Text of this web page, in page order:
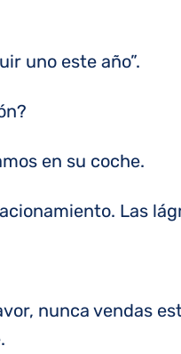
uno este año”.
en su coche.
Las
nunca vendas